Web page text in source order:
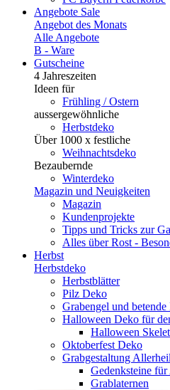
Angebote Sale
Angebot des Monats
Alle Angebote
B - Ware
Gutscheine
4 Jahreszeiten
Ideen für
Frühling / Ostern
aussergewöhnliche
Herbstdeko
Über 1000 x festliche
Weihnachtsdeko
Bezaubernde
Winterdeko
Magazin und Neuigkeiten
Magazin
Kundenprojekte
Tipps und Tricks zur
Alles über Rost -
Herbst
Herbstdeko
Herbstblätter
Pilz Deko
Grabengel und
Halloween Deko für
Halloween
Oktoberfest Deko
Grabgestaltung
Gedenksteine
Grablaternen